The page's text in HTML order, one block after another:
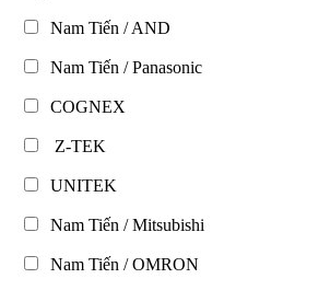
Nam Tiến / AND
Nam Tiến / Panasonic
COGNEX
Z-TEK
UNITEK
Nam Tiến / Mitsubishi
Nam Tiến / OMRON